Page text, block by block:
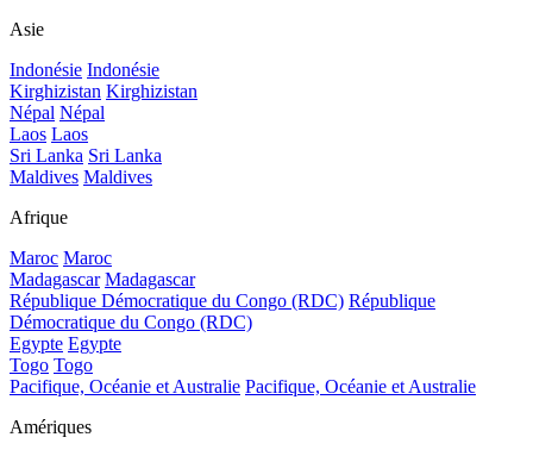
Asie
Indonésie Indonésie
Kirghizistan Kirghizistan
Népal Népal
Laos Laos
Sri Lanka Sri Lanka
Maldives Maldives
Afrique
Maroc Maroc
Madagascar Madagascar
République Démocratique du Congo (RDC) République
Démocratique du Congo (RDC)
Egypte Egypte
Togo Togo
Pacifique, Océanie et Australie Pacifique, Océanie et Australie
Amériques